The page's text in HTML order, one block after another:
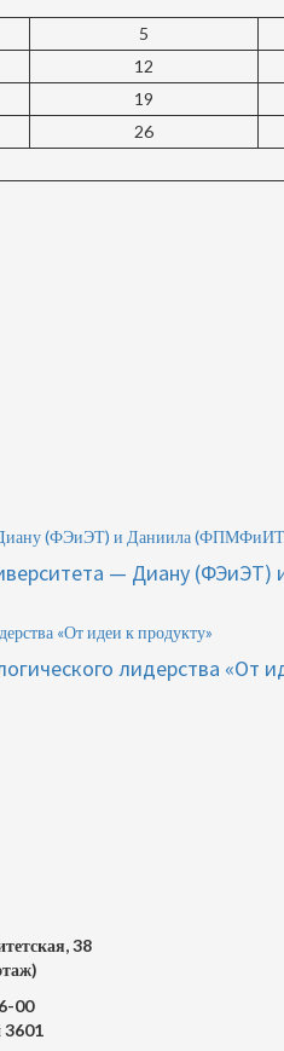
5
12
19
26
Диану (ФЭиЭТ) и Даниила
— Диану
«От идеи к продукту»
лидерства «От
38
00
3601